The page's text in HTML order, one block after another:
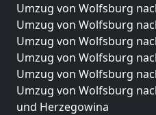
Umzug von Wolfsburg
Umzug von Wolfsburg
Umzug von Wolfsburg
Umzug von Wolfsburg
Umzug von Wolfsburg
Umzug von Wolfsburg
und Herzegowina